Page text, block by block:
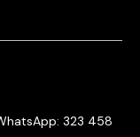
323 458